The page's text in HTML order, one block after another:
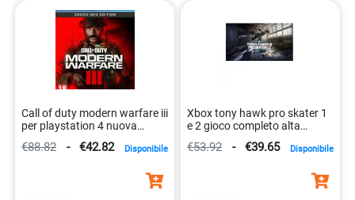
Call of duty modern warfare iii
per playstation 4 nuova
€88.82 - €42.82 Disponibile
Xbox tony hawk pro skater 1
e 2 gioco completo alta
€53.92 - €39.65 Disponibile